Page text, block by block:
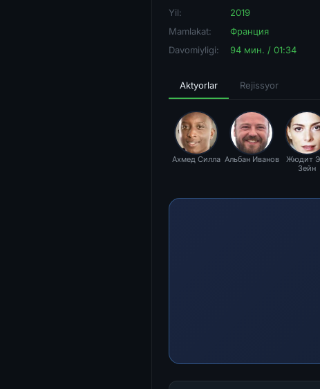
Yil:
2019
Mamlakat:
Франция
Davomiyligi:
94 мин. / 01:34
Aktyorlar Rejissyor
Ахмед Силла Альбан Иванов
Жюдит
Зейн